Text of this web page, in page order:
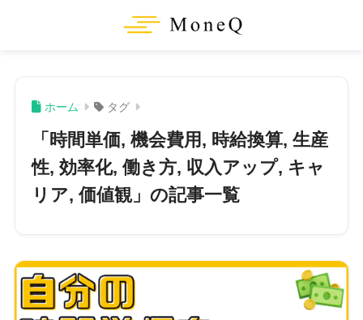
ホーム タグ
「時間単価, 機会費用, 時給換算, 生産
性, 効率化, 働き方, 収入アップ, キャ
リア, 価値観」の記事一覧